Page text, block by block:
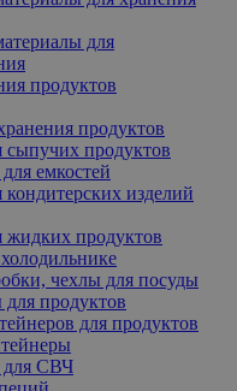
для
продуктов
продуктов
сыпучих продуктов
емкостей
кондитерских изделий
жидких продуктов
чехлы для посуды
продуктов
для продуктов
для СВЧ